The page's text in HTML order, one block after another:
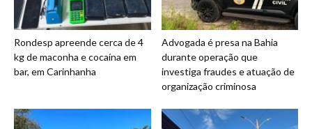
Rondesp apreende cerca de 4
kg de maconha e cocaína em
bar, em Carinhanha
Advogada é presa na Bahia
durante operação que
investiga fraudes e atuação de
organização criminosa